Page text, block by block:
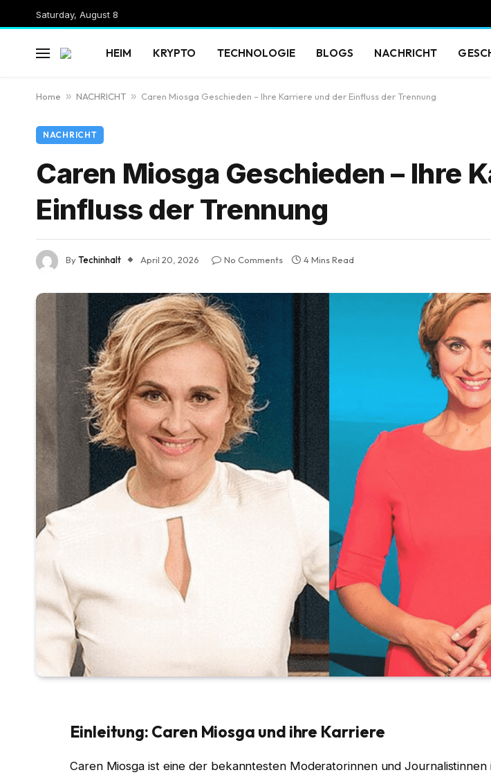
Saturday, August 8
HEIM KRYPTO TECHNOLOGIE BLOGS NACHRICHT
Home » NACHRICHT » Caren Miosga Geschieden – Ihre Karriere und der Einfluss der Trennung
NACHRICHT
Caren Miosga Geschieden – Ihre
Einfluss der Trennung
ByTechinhalt April 20, 2026 No Comments 4 Mins Read
Einleitung: Caren Miosga und ihre Karriere
Caren Miosga ist eine der bekanntesten Moderatorinnen und Journalistinnen